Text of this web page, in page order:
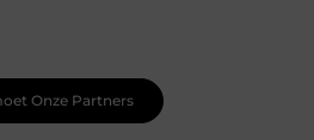
Onze Partners